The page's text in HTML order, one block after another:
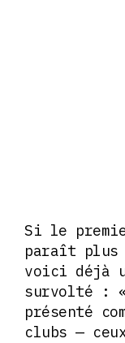
Si le
paraît plus
voici déjà
survolté :
présenté
clubs —